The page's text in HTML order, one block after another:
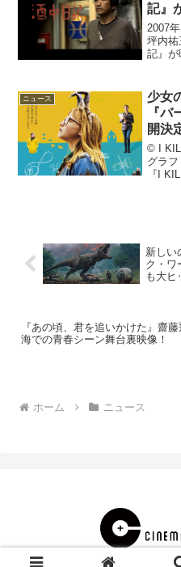
記』
2007
坪内祐
記』が
古屋
場
ニュース
少女
『
開決
© I
グラ
『I
新しい
ク・ワ
も大ヒ
『あの頃、君を追いかけた』齋藤
海での青春シーン舞台裏映像！
ホーム ニュース